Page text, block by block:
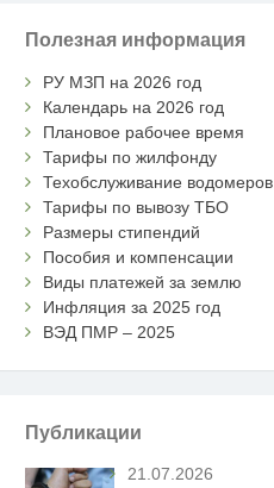
Полезная информация
РУ МЗП на 2026 год
Календарь на 2026 год
Плановое рабочее время
Тарифы по жилфонду
Техобслуживание водомеров
Тарифы по вывозу ТБО
Размеры стипендий
Пособия и компенсации
Виды платежей за землю
Инфляция за 2025 год
ВЭД ПМР – 2025
Публикации
21.07.2026